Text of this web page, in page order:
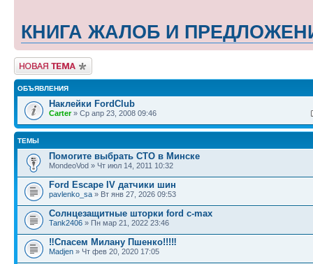
КНИГА ЖАЛОБ И
Новая тема
ОБЪЯВЛЕНИЯ
Наклейки FordClub
Carter» Ср апр 23, 2008 09:46
ТЕМЫ
Помогите выбрать СТО в Минске
MondeoVod » Чт июл 14, 2011 10:32
Ford Escape IV датчики шин
pavlenko_sa » Вт янв 27, 2026 09:53
Солнцезащитные шторки ford c-max
Tank2406 » Пн мар 21, 2022 23:46
‼Спасем Милану Пшенко!!!‼
Madjen » Чт фев 20, 2020 17:05